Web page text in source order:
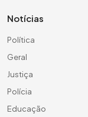
Notícias
Política
Geral
Justiça
Polícia
Educação